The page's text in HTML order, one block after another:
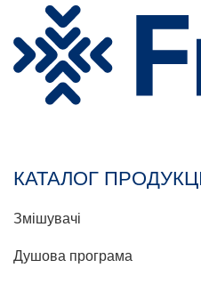
КАТАЛОГ
Змішувачі
Душова програма